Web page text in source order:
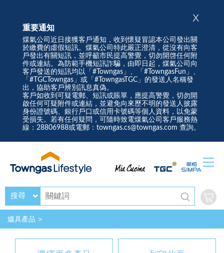
重要通知
煤氣公司近日接獲客戶通知，收到懷疑冒認本公司發出關
於繳費的虛假短訊。煤氣公司特此嚴正澄清，從沒有向客
戶發出有關短訊，並呼籲市民提高警覺，切勿開啓任何附
件或連結。為防範手機短訊詐騙，由即日起，煤氣公司向
客戶發送的短訊均以「#Towngas」、「#TowngasFun」、
「#TGCTowngas」或「#TowngasTGC」的發送人名稱發
出，協助客戶辨別訊息真偽。
客戶如收到可疑電郵、短訊或賬單，應提高警覺，切勿開
啟任何可疑附件或連結，並避免向來歷不明的發送人披露
身份證號碼、銀行戶口或信用卡號碼等個人資料，以免蒙
受損失。若有任何疑問，可隨時致電煤氣公司客戶服務熱
線：28806988或電郵：towngas.cs@towngas.com 查詢。
X
搜尋
爐具產品